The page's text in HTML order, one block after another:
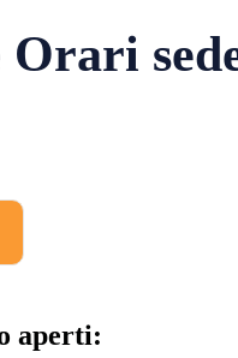
aperti: